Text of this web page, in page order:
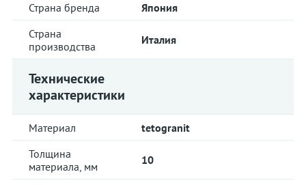
Страна бренда
Япония
Страна
производства
Италия
Технические
характеристики
Материал
tetogranit
Толщина
материала, мм
10